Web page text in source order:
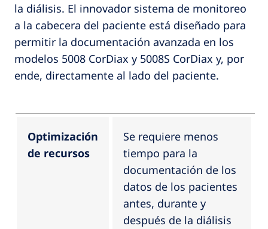
la diálisis. El innovador sistema de monitoreo
a la cabecera del paciente está diseñado para
permitir la documentación avanzada en los
modelos 5008 CorDiax y 5008S CorDiax y, por
ende, directamente al lado del paciente.
Optimización
de recursos
Se requiere menos
tiempo para la
documentación de los
datos de los pacientes
antes, durante y
después de la diálisis